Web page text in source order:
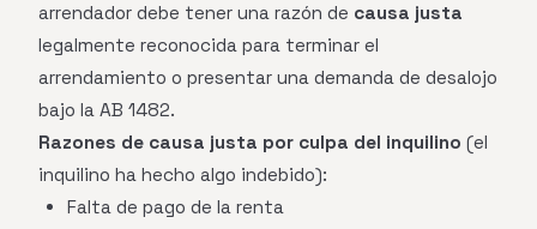
arrendador debe tener una razón de causa justa
legalmente reconocida para terminar el
arrendamiento o presentar una demanda de desalojo
bajo la AB 1482.
Razones de causa justa por culpa del inquilino (el
inquilino ha hecho algo indebido):
Falta de pago de la renta